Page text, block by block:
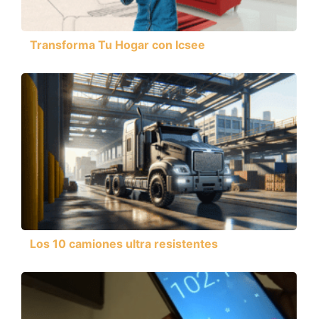
Transforma Tu Hogar con Icsee
Los 10 camiones ultra resistentes